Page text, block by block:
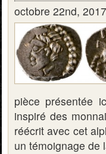
octobre 22nd,
pièce présentée
inspiré des
réécrit avec cet
un témoignage